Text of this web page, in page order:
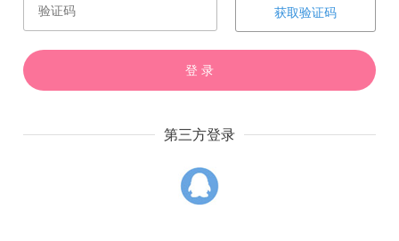
赏 催 票
上一章 下一章
获取验证码
登 录
第三方登录